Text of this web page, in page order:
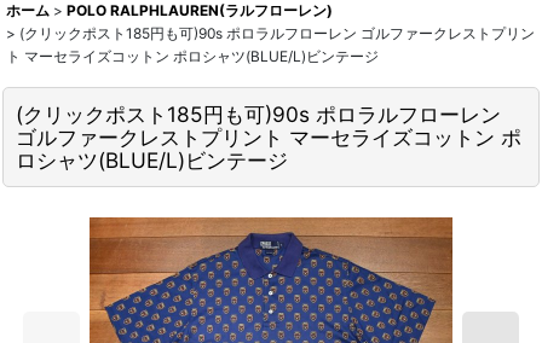
ホーム > POLO RALPHLAUREN(ラルフローレン)
> (クリックポスト185円も可)90s ポロラルフローレン ゴルファークレストプリン
ト マーセライズコットン ポロシャツ(BLUE/L)ビンテージ
(クリックポスト185円も可)90s ポロラルフローレン
ゴルファークレストプリント マーセライズコットン ポ
ロシャツ(BLUE/L)ビンテージ